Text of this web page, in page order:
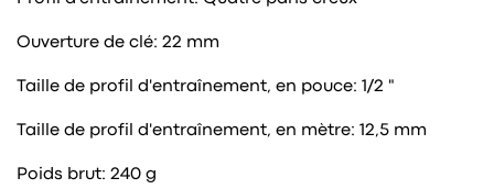
Ouverture de clé: 22 mm
Taille de profil d'entraînement, en pouce: 1/2 "
Taille de profil d'entraînement, en mètre: 12,5 mm
Poids brut: 240 g